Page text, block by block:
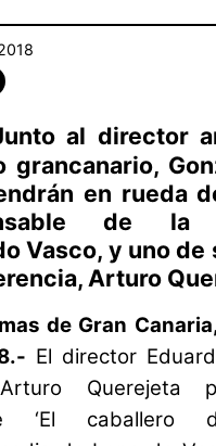
al director
grancanario,
en rueda
de la
Vasco, y uno
Arturo
de Gran
El director
Querejeta
‘El caballero